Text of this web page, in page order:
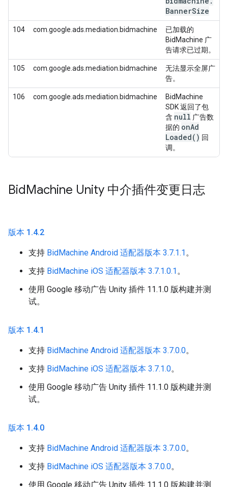
BannerSize
104 com.google.ads.mediation.bidmachine
已加载的
BidMachine 广
告请求已过期。
105 com.google.ads.mediation.bidmachine
无法显示全屏广
告。
106 com.google.ads.mediation.bidmachine
BidMachine
SDK 返回了包
含 null 广告数
据的 onAd
Loaded( ) 回
调。
BidMachine Unity 中介插件变更日志
版本 1 .4.2
支持 BidMachine Android 适配器版本 3.7.1.1 。
支持 BidMachine iOS 适配器版本 3.7.1.0.1 。
使用 Google 移动广告 Unity 插件 11.1.0 版构建并测
试。
版本 1 .4.1
支持 BidMachine Android 适配器版本 3.7.0.0。
支持 BidMachine iOS 适配器版本 3.7.1.0。
使用 Google 移动广告 Unity 插件 11.1.0 版构建并测
试。
版本 1 .4.0
支持 BidMachine Android 适配器版本 3.7.0.0。
支持 BidMachine iOS 适配器版本 3.7.0.0。
使用 Google 移动广告 Unity 插件 11.1.0 版构建并测